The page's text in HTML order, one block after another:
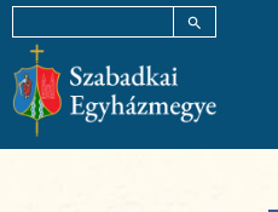
Skip
to
content
Search
for:
SEARCH BUTTON